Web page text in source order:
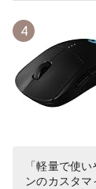
4
「軽量で使
ンのカスタマ